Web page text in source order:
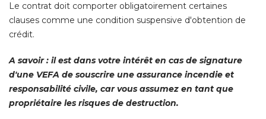
Le contrat doit comporter obligatoirement certaines
clauses comme une condition suspensive d'obtention de
crédit.
A savoir : il est dans votre intérêt en cas de signature
d'une VEFA de souscrire une assurance incendie et
responsabilité civile, car vous assumez en tant que
propriétaire les risques de destruction.